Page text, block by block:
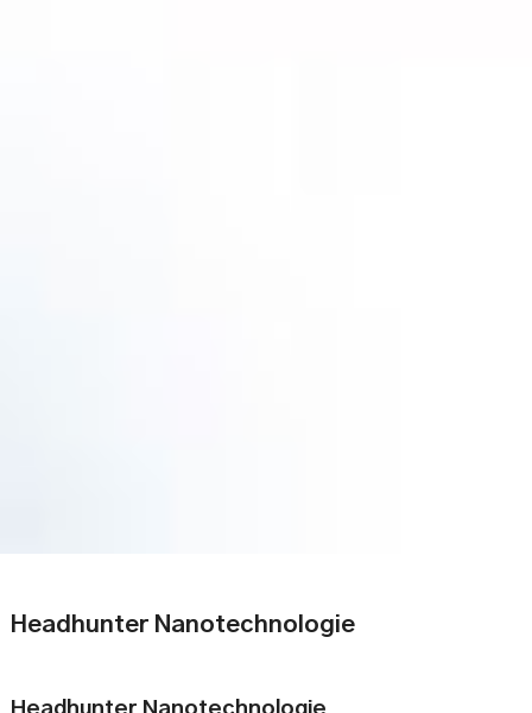
Headhunter Nanotechnologie